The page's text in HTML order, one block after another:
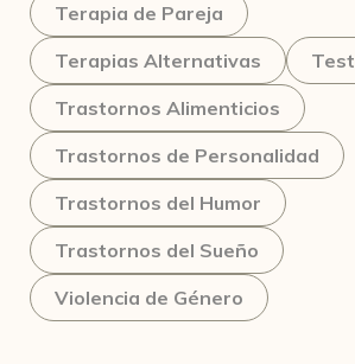
Terapia de Pareja
Terapias Alternativas
Test
Trastornos Alimenticios
Trastornos de Personalidad
Trastornos del Humor
Trastornos del Sueño
Violencia de Género